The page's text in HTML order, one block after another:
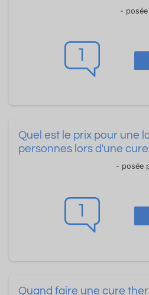
1
-
1
Quel est le prix pour une
personnes lors d'une
- posée
Quand faire une cure